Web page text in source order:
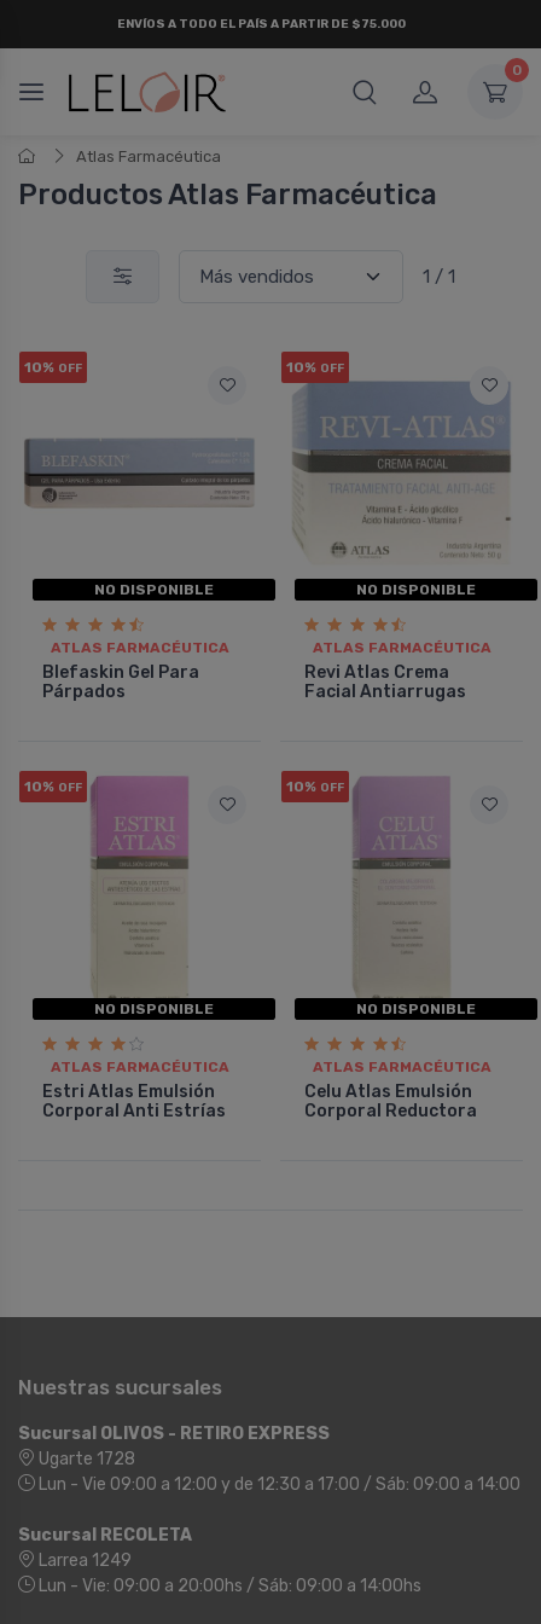
ENVÍOS A TODO EL PAÍS A PARTIR DE $75.000
0
Atlas Farmacéutica
Productos Atlas Farmacéutica
1 / 1
10% OFF
NO DISPONIBLE
ATLAS FARMACÉUTICA
Blefaskin Gel Para
Párpados
10% OFF
NO DISPONIBLE
ATLAS FARMACÉUTICA
Revi Atlas Crema
Facial Antiarrugas
10% OFF
NO DISPONIBLE
ATLAS FARMACÉUTICA
Estri Atlas Emulsión
Corporal Anti Estrí­as
10% OFF
NO DISPONIBLE
ATLAS FARMACÉUTICA
Celu Atlas Emulsión
Corporal Reductora
Nuestras sucursales
Sucursal OLIVOS - RETIRO EXPRESS
Ugarte 1728
Lun - Vie 09:00 a 12:00 y de 12:30 a 17:00 / Sáb: 09:00 a 14:00
Sucursal RECOLETA
Larrea 1249
Lun - Vie: 09:00 a 20:00hs / Sáb: 09:00 a 14:00hs